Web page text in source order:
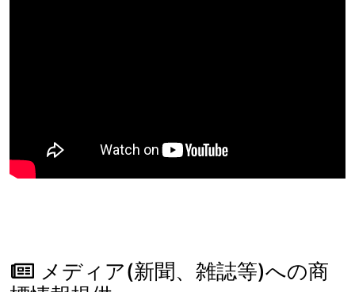
メディア(新聞、雑誌等)への商